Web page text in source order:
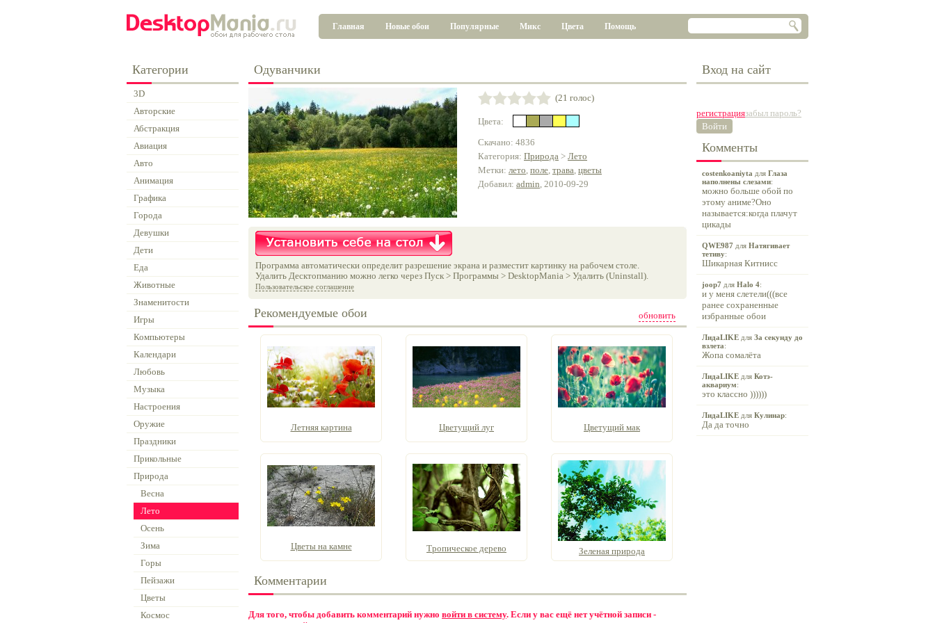
Главная Новые обои Популярные Микс Цвета Помощь
Категории
3D
Авторские
Абстракция
Авиация
Авто
Анимация
Графика
Города
Девушки
Дети
Еда
Животные
Знаменитости
Игры
Компьютеры
Календари
Любовь
Музыка
Настроения
Оружие
Праздники
Прикольные
Природа
Весна
Лето
Осень
Зима
Горы
Пейзажи
Цветы
Космос
Одуванчики
(21 голос)
Цвета:
Скачано: 4836
Категория: Природа > Лето
Метки: лето, поле, трава, цветы
Добавил: admin, 2010-09-29
Программа автоматически определит разрешение экрана и разместит картинку на рабочем столе.
Удалить Десктопманию можно легко через Пуск > Программы > DesktopMania > Удалить (Uninstall).
Пользовательское соглашение
обновить
Рекомендуемые обои
Летняя картина Цветущий луг Цветущий мак
Цветы на камне Тропическое дерево Зеленая природа
Комментарии
Для того, чтобы добавить комментарий нужно войти в систему. Если у вас ещё нет учётной записи -
Вход на сайт
регистрациязабыл пароль?
Войти
Комменты
costenkoaniyta для Глаза
наполнены слезами:
можно больше обой по
этому аниме?Оно
называется:когда плачут
цикады
QWE987 для Натягивает
тетиву:
Шикарная Китнисс
joop7 для Halo 4:
и у меня слетели(((все
ранее сохраненные
избранные обои
ЛидаLIKE для За секунду до
взлета:
Жопа сомалёта
ЛидаLIKE для Котэ-
аквариум:
это классно ))))))
ЛидаLIKE для Кулинар:
Да да точно